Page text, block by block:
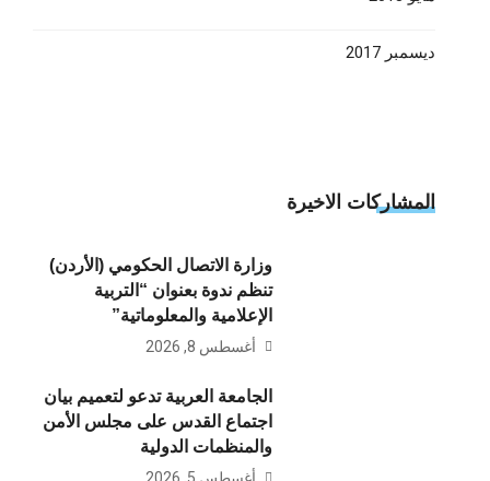
ديسمبر 2017
المشاركات الاخيرة
وزارة الاتصال الحكومي (الأردن)
تنظم ندوة بعنوان “التربية
الإعلامية والمعلوماتية”
أغسطس 8, 2026
الجامعة العربية تدعو لتعميم بيان
اجتماع القدس على مجلس الأمن
والمنظمات الدولية